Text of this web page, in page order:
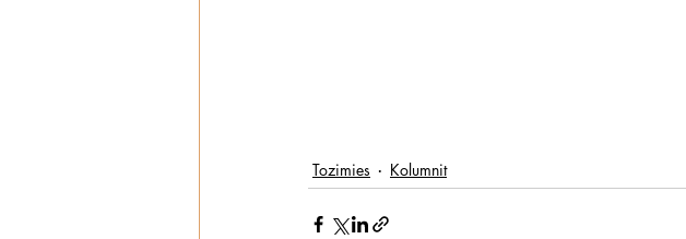
Tozimies Kolumnit